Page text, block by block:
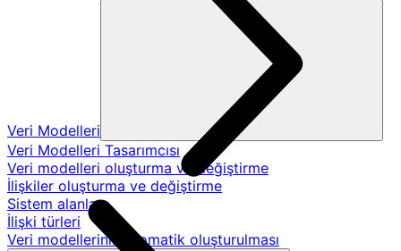
Veri Modelleri
Veri Modelleri Tasarımcısı
Veri modelleri oluşturma ve değiştirme
İlişkiler oluşturma ve değiştirme
Sistem alanları
İlişki türleri
Veri modellerinin otomatik oluşturulması